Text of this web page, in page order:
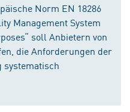
Norm EN 18286
Management System
soll Anbietern von
die Anforderungen der
systematisch